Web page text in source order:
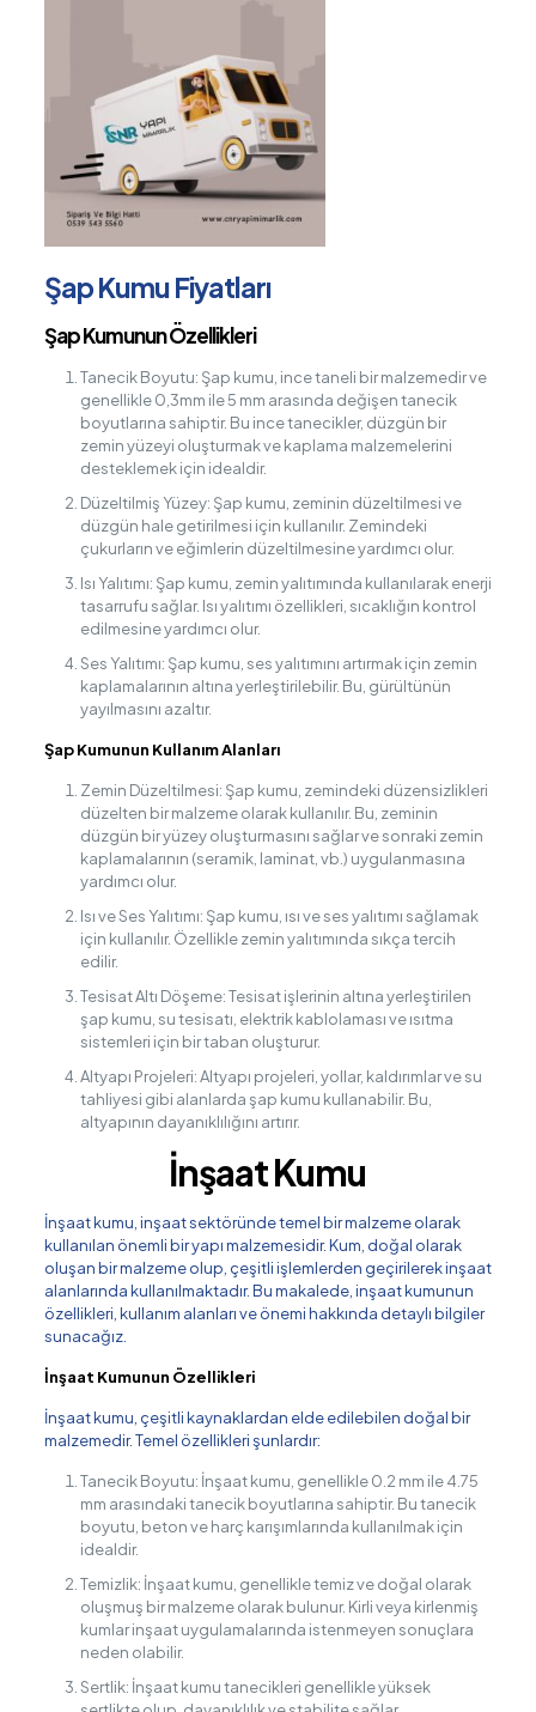
Şap Kumu Fiyatları
Şap Kumunun Özellikleri
Tanecik Boyutu: Şap kumu, ince taneli bir malzemedir ve
genellikle 0,3mm ile 5 mm arasında değişen tanecik
boyutlarına sahiptir. Bu ince tanecikler, düzgün bir
zemin yüzeyi oluşturmak ve kaplama malzemelerini
desteklemek için idealdir.
Düzeltilmiş Yüzey: Şap kumu, zeminin düzeltilmesi ve
düzgün hale getirilmesi için kullanılır. Zemindeki
çukurların ve eğimlerin düzeltilmesine yardımcı olur.
Isı Yalıtımı: Şap kumu, zemin yalıtımında kullanılarak enerji
tasarrufu sağlar. Isı yalıtımı özellikleri, sıcaklığın kontrol
edilmesine yardımcı olur.
Ses Yalıtımı: Şap kumu, ses yalıtımını artırmak için zemin
kaplamalarının altına yerleştirilebilir. Bu, gürültünün
yayılmasını azaltır.
Şap Kumunun Kullanım Alanları
Zemin Düzeltilmesi: Şap kumu, zemindeki düzensizlikleri
düzelten bir malzeme olarak kullanılır. Bu, zeminin
düzgün bir yüzey oluşturmasını sağlar ve sonraki zemin
kaplamalarının (seramik, laminat, vb.) uygulanmasına
yardımcı olur.
Isı ve Ses Yalıtımı: Şap kumu, ısı ve ses yalıtımı sağlamak
için kullanılır. Özellikle zemin yalıtımında sıkça tercih
edilir.
Tesisat Altı Döşeme: Tesisat işlerinin altına yerleştirilen
şap kumu, su tesisatı, elektrik kablolaması ve ısıtma
sistemleri için bir taban oluşturur.
Altyapı Projeleri: Altyapı projeleri, yollar, kaldırımlar ve su
tahliyesi gibi alanlarda şap kumu kullanabilir. Bu,
altyapının dayanıklılığını artırır.
İnşaat Kumu
İnşaat kumu, inşaat sektöründe temel bir malzeme olarak
kullanılan önemli bir yapı malzemesidir. Kum, doğal olarak
oluşan bir malzeme olup, çeşitli işlemlerden geçirilerek inşaat
alanlarında kullanılmaktadır. Bu makalede, inşaat kumunun
özellikleri, kullanım alanları ve önemi hakkında detaylı bilgiler
sunacağız.
İnşaat Kumunun Özellikleri
İnşaat kumu, çeşitli kaynaklardan elde edilebilen doğal bir
malzemedir. Temel özellikleri şunlardır:
Tanecik Boyutu: İnşaat kumu, genellikle 0.2 mm ile 4.75
mm arasındaki tanecik boyutlarına sahiptir. Bu tanecik
boyutu, beton ve harç karışımlarında kullanılmak için
idealdir.
Temizlik: İnşaat kumu, genellikle temiz ve doğal olarak
oluşmuş bir malzeme olarak bulunur. Kirli veya kirlenmiş
kumlar inşaat uygulamalarında istenmeyen sonuçlara
neden olabilir.
Sertlik: İnşaat kumu tanecikleri genellikle yüksek